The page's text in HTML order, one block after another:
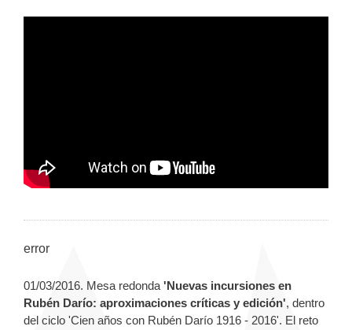
error
01/03/2016. Mesa redonda 'Nuevas incursiones en
Rubén Darío: aproximaciones críticas y edición', dentro
del ciclo 'Cien años con Rubén Darío 1916 - 2016'. El reto